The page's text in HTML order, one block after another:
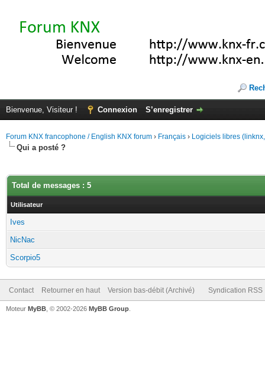
Bienvenue, Visiteur ! Connexion S’enregistrer
Forum KNX francophone / English KNX forum › Français › Logiciels libres
Qui a posté ?
Total de messages : 5
Utilisateur
Ives
NicNac
Scorpio5
Contact Retourner en haut Version bas-débit (Archivé) Syndication RSS
Moteur MyBB , © 2002-2026 MyBB Group